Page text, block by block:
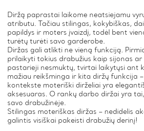
page
Diržą paprastai laikome neatsiejamu
atributu. Tačiau stilingas, kokybiškas,
papildys ir moters įvaizdį, todėl bent
turėtų turėti savo garderobe.
Diržas gali atlikti ne vieną funkciją.
prilaikyti tokius drabužius kaip sijonas ar
pastarieji nesmuktų, tvirtai laikytųsi ant
mažiau reikšminga ir kita diržų funkcija
kontekste moteriški dirželiai yra
aksesuaras. O rankų darbo diržai yra
savo drabužinėje.
Stilingas moteriškas diržas – nedidelis
galintis visiškai pakeisti drabužių derinį!